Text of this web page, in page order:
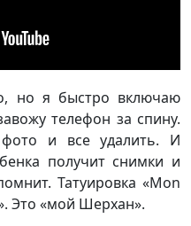
но я быстро включаю
телефон за спину.
и все удалить. И
получит снимки и
Татуировка «Мon
Это «мой Шерхан».